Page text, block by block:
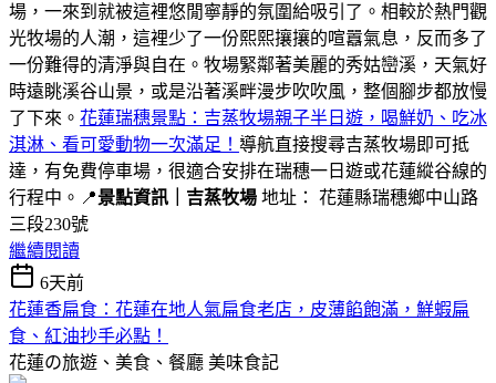
場，一來到就被這裡悠閒寧靜的氛圍給吸引了。相較於熱門觀
光牧場的人潮，這裡少了一份熙熙攘攘的喧囂氣息，反而多了
一份難得的清淨與自在。牧場緊鄰著美麗的秀姑巒溪，天氣好
時遠眺溪谷山景，或是沿著溪畔漫步吹吹風，整個腳步都放慢
了下來。 花蓮瑞穗景點：吉蒸牧場親子半日遊，喝鮮奶、吃冰
淇淋、看可愛動物一次滿足！ 導航直接搜尋吉蒸牧場即可抵
達，有免費停車場，很適合安排在瑞穗一日遊或花蓮縱谷線的
行程中。📍景點資訊｜吉蒸牧場 地址： 花蓮縣瑞穗鄉中山路
三段230號
繼續閱讀
6天前
花蓮香扁食：花蓮在地人氣扁食老店，皮薄餡飽滿，鮮蝦扁
食、紅油抄手必點！
花蓮の旅遊、美食、餐廳 美味食記